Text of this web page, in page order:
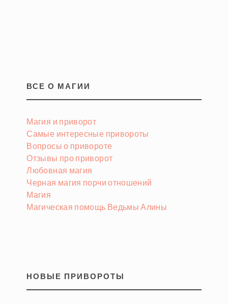
ВСЕ О МАГИИ
Магия и приворот
Самые интересные привороты
Вопросы о привороте
Отзывы про приворот
Любовная магия
Черная магия порчи отношений
Магия
Магическая помощь Ведьмы Алины
НОВЫЕ ПРИВОРОТЫ